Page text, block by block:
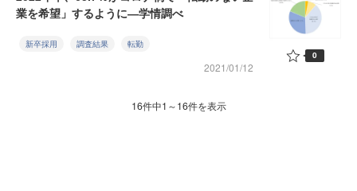
業を希望」するように―学情調べ
新卒採用 調査結果 転勤
2021/01/12
0
16件中1～16件を表示